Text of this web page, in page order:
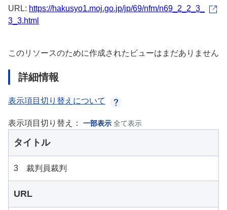
URL: https://hakusyo1.moj.go.jp/jp/69/nfm/n69_2_2_3_
3_3.html
このリソースのために作成されたビューはまだありません
詳細情報
表示項目切り替えについて
表示項目切り替え： 一部表示 全て表示
タイトル
3 裁判員裁判
URL